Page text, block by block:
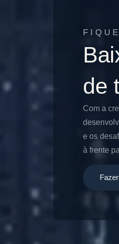
de
Com a
e os
à frente